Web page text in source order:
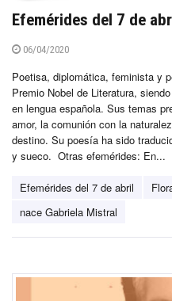
Efemérides del 7 de
06/04/2020
Poetisa, diplomática, feminista y
Premio Nobel de Literatura,
en lengua española. Sus temas
amor, la comunión con la
destino. Su poesía ha sido
y sueco. Otras efemérides: En...
Efemérides del 7 de abril
nace Gabriela Mistral